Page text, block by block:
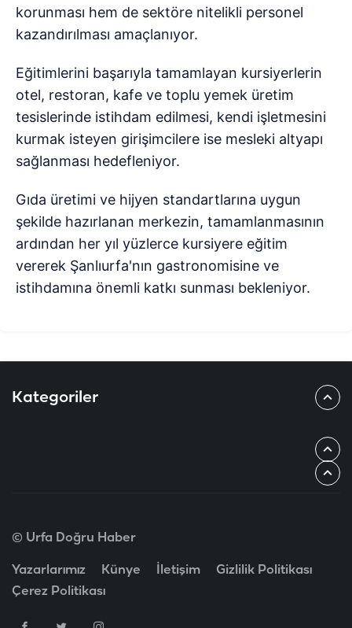
korunması hem de sektöre nitelikli personel
kazandırılması amaçlanıyor.
Eğitimlerini başarıyla tamamlayan kursiyerlerin
otel, restoran, kafe ve toplu yemek üretim
tesislerinde istihdam edilmesi, kendi işletmesini
kurmak isteyen girişimcilere ise mesleki altyapı
sağlanması hedefleniyor.
Gıda üretimi ve hijyen standartlarına uygun
şekilde hazırlanan merkezin, tamamlanmasının
ardından her yıl yüzlerce kursiyere eğitim
vererek Şanlıurfa'nın gastronomisine ve
istihdamına önemli katkı sunması bekleniyor.
Kategoriler
© Urfa Doğru Haber
Yazarlarımız Künye İletişim
Gizlilik Politikası
Çerez Politikası